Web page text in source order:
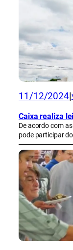
11/12/2024
Caixa realiza
De acordo com
pode participar